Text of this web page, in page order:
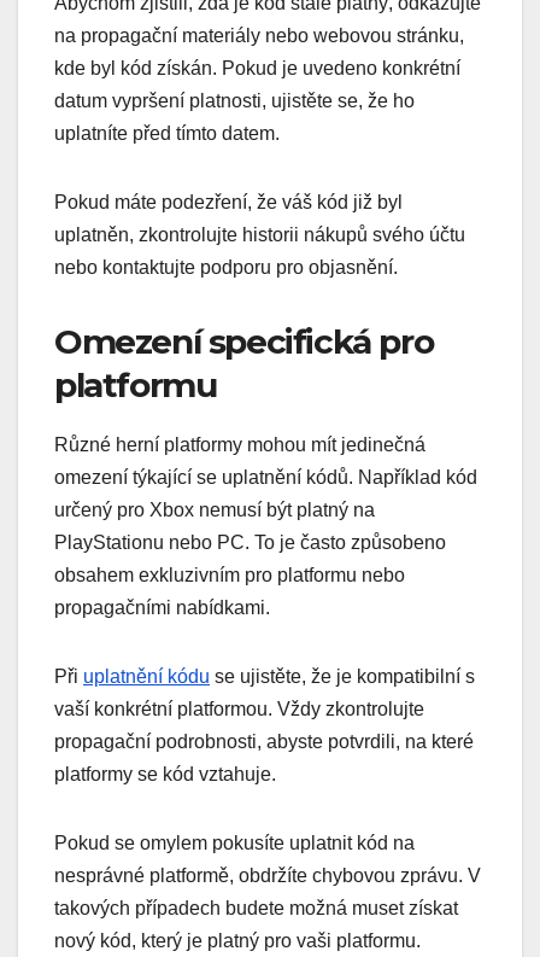
na propagační materiály nebo webovou stránku,
kde byl kód získán. Pokud je uvedeno konkrétní
datum vypršení platnosti, ujistěte se, že ho
uplatníte před tímto datem.
Pokud máte podezření, že váš kód již byl
uplatněn, zkontrolujte historii nákupů svého účtu
nebo kontaktujte podporu pro objasnění.
Omezení specifická pro
platformu
Různé herní platformy mohou mít jedinečná
omezení týkající se uplatnění kódů. Například kód
určený pro Xbox nemusí být platný na
PlayStationu nebo PC. To je často způsobeno
obsahem exkluzivním pro platformu nebo
propagačními nabídkami.
Při uplatnění kódu se ujistěte, že je kompatibilní s
vaší konkrétní platformou. Vždy zkontrolujte
propagační podrobnosti, abyste potvrdili, na které
platformy se kód vztahuje.
Pokud se omylem pokusíte uplatnit kód na
nesprávné platformě, obdržíte chybovou zprávu. V
takových případech budete možná muset získat
nový kód, který je platný pro vaši platformu.